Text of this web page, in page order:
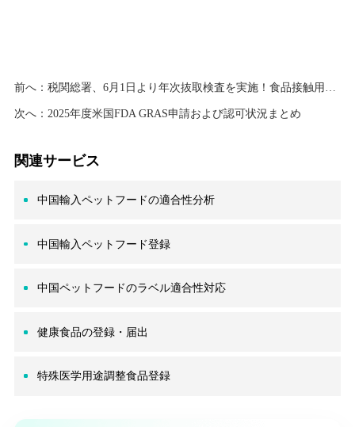
前へ： 税関総署、6月1日より年次抜取検査を実施！食品接触用輸入製品が税関抜取検査対象に追加
次へ： 2025年度米国FDA GRAS申請および認可状況まとめ
関連サービス
中国輸入ペットフードの適合性分析
中国輸入ペットフード登録
中国ペットフードのラベル適合性対応
健康食品の登録・届出
特殊医学用途調整食品登録